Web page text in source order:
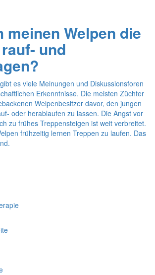
meinen Welpen die
und
es viele Meinungen und Diskussionsforen
Erkenntnisse. Die meisten Züchter
Welpenbesitzer davor, den jungen
oder herablaufen zu lassen. Die Angst vor
zu frühes Treppensteigen ist weit verbreitet.
frühzeitig lernen Treppen zu laufen. Das